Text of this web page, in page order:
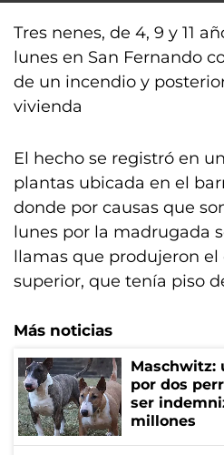
Tres nenes, de 4, 9 y 11
lunes en San Fernando
de un incendio y
vivienda
El hecho se registró en
plantas ubicada en el
donde por causas que
lunes por la madrugada
llamas que produjeron
superior, que tenía piso
Más noticias
Maschwitz:
por dos
ser
millones